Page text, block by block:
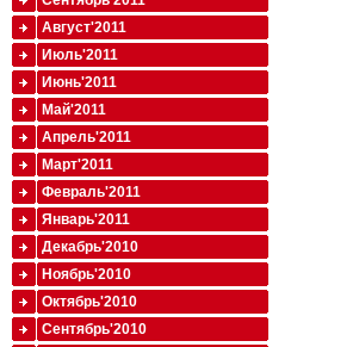
Август'2011
Июль'2011
Июнь'2011
Май'2011
Апрель'2011
Март'2011
Февраль'2011
Январь'2011
Декабрь'2010
Ноябрь'2010
Октябрь'2010
Сентябрь'2010